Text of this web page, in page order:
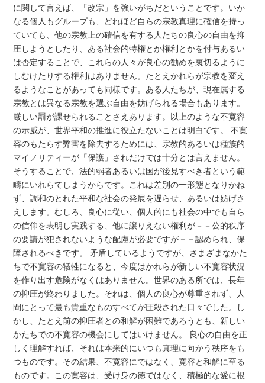
に関して言えば、「改宗」を強いがちだということです。いか
なる個人もグループも、どれほど自らの宗教真理に確信を持っ
ていても、他の宗教上の確信を有する人たちの良心の自由を抑
圧しようとしたり、ある社会的特権とか権利とかを付与あるい
は否定することで、これらの人々が良心の勧めを裏切るように
しむけたりする権利はありません。たとえかれらが宗教を変え
るようなことがあっても同様です。ある人たちが、現在属する
宗教とは異なる宗教を選ぶ自由を妨げられる場合もあります。
厳しい罰が課せられることさえあります。以上のような不寛容
の示威が、世界平和の推進に役立たないことは明白です。 不寛
容のもたらす弊害を除去するためには、宗教的あるいは種族的
マイノリティーが「保護」されだけでは十分とは言えません。
そうすることで、法的弱者あるいは国が後見すべき者という範
疇にいれらてしまうからです。これは差別の一形態となりかね
ず、調和のとれた平和な社会の発展を遅らせ、あるいは妨げさ
えします。むしろ、良心に従い、個人的にも社会の中でも自ら
の信仰を表明し実践する、他に譲りえない権利が－－公的秩序
の要請が犯されないような配慮が必要ですが－－認められ、保
障されるべきです。 矛盾しているようですが、さまざまなかた
ちで不寛容の犠牲になると、今度はかれらが新しい不寛容状況
を作り出す危険がなくはありません。世界のある所では、長年
の抑圧が終わりました。それは、個人の良心が尊重されず、人
間にとって最も貴重なものすべてが圧殺された日々でした。し
かし、たとえ前の抑圧者との和解が困難であろうとも、新しい
かたちでの不寛容の機会にしてはいけません。 良心の自由を正
しく理解すれば、それは本来的にいつも真理に向かう秩序をも
つものです。その結果、不寛容にではなく、寛容と和解に至る
ものです。この寛容は、受け身の徳ではなく、積極的な愛に根